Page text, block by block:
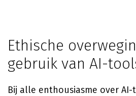
Ethische
gebruik van AI-
Bij alle enthousiasme over